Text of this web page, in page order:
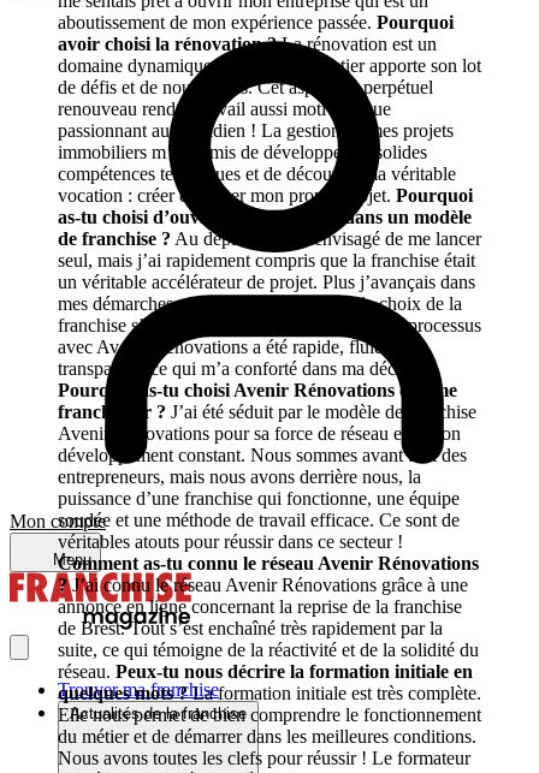
Mon compte
Menu
Trouver ma franchise
Actualités de la franchise
aboutissement de mon expérience passée. Pourquoi
avoir choisi la rénovation ?La rénovation est un
domaine dynamique, où chaque chantier apporte son lot
de défis et de nouveautés. Cet aspect en perpétuel
renouveau rend le travail aussi motivant que
passionnant au quotidien ! La gestion de mes projets
immobiliers m’a permis de développer de solides
compétences techniques et de découvrir ma véritable
vocation : créer et piloter mon propre projet. Pourquoi
as-tu choisi d’ouvrir ton entreprise dans un modèle
de franchise ? Au départ, j’avais envisagé de me lancer
seul, mais j’ai rapidement compris que la franchise était
un véritable accélérateur de projet. Plus j’avançais dans
mes démarches, plus je comprenais que le choix de la
franchise s’imposait comme une évidence. Le processus
avec Avenir Rénovations a été rapide, fluide et
transparent, ce qui m’a conforté dans ma décision.
Pourquoi as-tu choisi Avenir Rénovations comme
franchiseur ? J’ai été séduit par le modèle de franchise
Avenir Rénovations pour sa force de réseau et de son
développement constant. Nous sommes avant tout des
entrepreneurs, mais nous avons derrière nous, la
puissance d’une franchise qui fonctionne, une équipe
soudée et une méthode de travail efficace. Ce sont de
véritables atouts pour réussir dans ce secteur !
Comment as-tu connu le réseau Avenir Rénovations
?J’ai connu le réseau Avenir Rénovations grâce à une
annonce en ligne concernant la reprise de la franchise
de Brest. Tout s’est enchaîné très rapidement par la
suite, ce qui témoigne de la réactivité et de la solidité du
réseau. Peux-tu nous décrire la formation initiale en
quelques mots ?La formation initiale est très complète.
Elle nous permet de bien comprendre le fonctionnement
du métier et de démarrer dans les meilleures conditions.
Nous avons toutes les clefs pour réussir ! Le formateur